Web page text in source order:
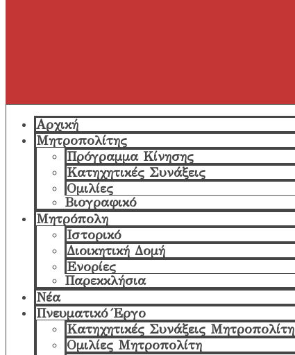
Αρχική
Μητροπολίτης
Πρόγραμμα Κίνησης
Κατηχητικές Συνάξεις
Ομιλίες
Βιογραφικό
Μητρόπολη
Ιστορικό
Διοικητική Δομή
Ενορίες
Παρεκκλήσια
Νέα
Πνευματικό Έργο
Κατηχητικές Συνάξεις Μητροπολίτη
Ομιλίες Μητροπολίτη